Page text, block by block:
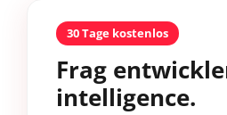
30 Tage kostenlos
Frag
intelligence.